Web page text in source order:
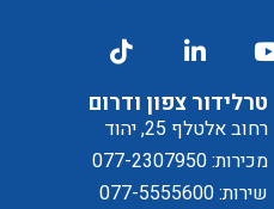
טרלידור צפון ודרום
רחוב אלטלף 25, יהוד
מכירות: 077-2307950
שירות: 077-5555600